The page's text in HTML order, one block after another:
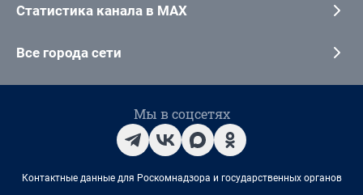
Статистика канала в MAX
Все города сети
Мы в соцсетях
Контактные данные для Роскомнадзора и государственных органов